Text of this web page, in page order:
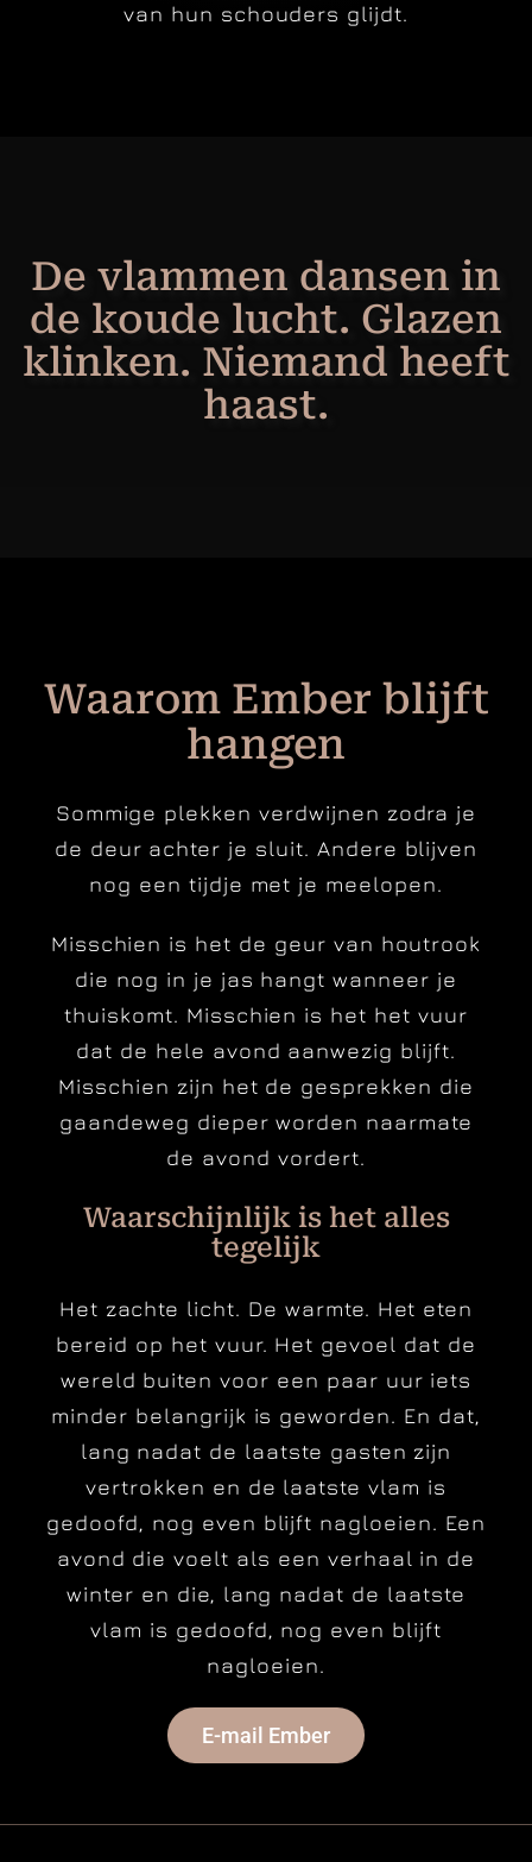
van hun schouders glijdt.
De vlammen dansen in
de koude lucht. Glazen
klinken. Niemand heeft
haast.
Waarom Ember blijft
hangen
Sommige plekken verdwijnen zodra je
de deur achter je sluit. Andere blijven
nog een tijdje met je meelopen.
Misschien is het de geur van houtrook
die nog in je jas hangt wanneer je
thuiskomt. Misschien is het het vuur
dat de hele avond aanwezig blijft.
Misschien zijn het de gesprekken die
gaandeweg dieper worden naarmate
de avond vordert.
Waarschijnlijk is het alles
tegelijk
Het zachte licht. De warmte. Het eten
bereid op het vuur. Het gevoel dat de
wereld buiten voor een paar uur iets
minder belangrijk is geworden. En dat,
lang nadat de laatste gasten zijn
vertrokken en de laatste vlam is
gedoofd, nog even blijft nagloeien. Een
avond die voelt als een verhaal in de
winter en die, lang nadat de laatste
vlam is gedoofd, nog even blijft
nagloeien.
E-mail Ember